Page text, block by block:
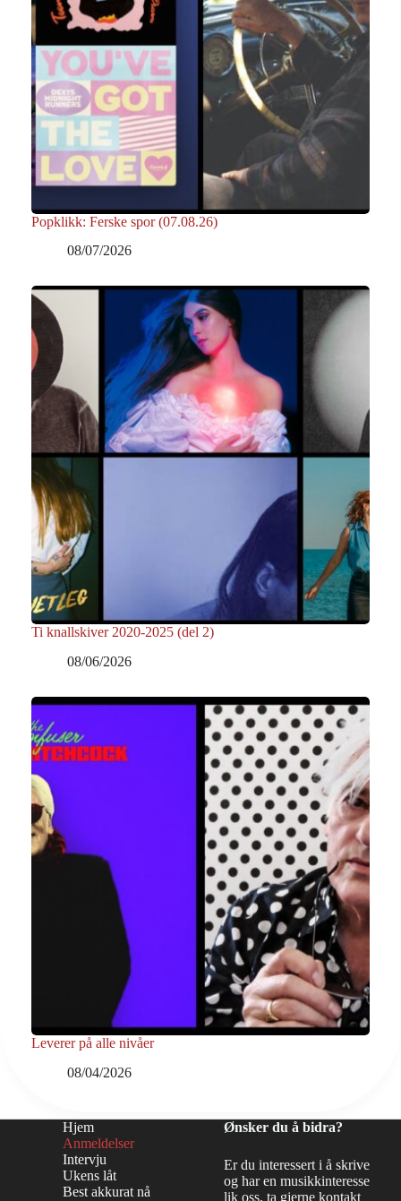
Popklikk: Ferske spor (07.08.26)
08/07/2026
Ti knallskiver 2020-2025 (del 2)
08/06/2026
Leverer på alle nivåer
08/04/2026
Hjem
Anmeldelser
Intervju
Ukens låt
Best akkurat nå
Ønsker du å bidra?
Er du interessert i å skrive
og har en musikkinteresse
lik oss, ta gjerne kontakt